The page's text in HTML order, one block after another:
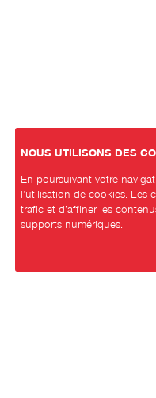
NOUS UTILISONS DES
En poursuivant votre
l’utilisation de cookies. Les
trafic et d’affiner les
supports numériques.